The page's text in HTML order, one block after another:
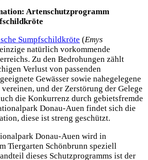
Artenschutzprogramm
Sumpfschildkröte (Emys
natürlich vorkommende
Zu den Bedrohungen zählt
Verlust von passenden
Gewässer sowie nahegelegene
und der Zerstörung der Gelege
die Konkurrenz durch gebietsfremde
Donau-Auen findet sich die
diese ist streng geschützt.
Donau-Auen wird in
Tiergarten Schönbrunn speziell
dieses Schutzprogramms ist der